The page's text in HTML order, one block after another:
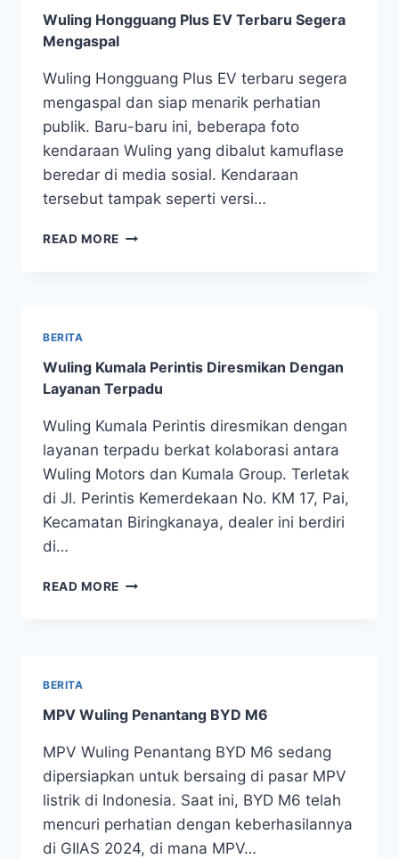
Wuling Hongguang Plus EV Terbaru Segera
Mengaspal
Wuling Hongguang Plus EV terbaru segera
mengaspal dan siap menarik perhatian
publik. Baru-baru ini, beberapa foto
kendaraan Wuling yang dibalut kamuflase
beredar di media sosial. Kendaraan
tersebut tampak seperti versi…
READ MORE
BERITA
Wuling Kumala Perintis Diresmikan Dengan
Layanan Terpadu
Wuling Kumala Perintis diresmikan dengan
layanan terpadu berkat kolaborasi antara
Wuling Motors dan Kumala Group. Terletak
di Jl. Perintis Kemerdekaan No. KM 17, Pai,
Kecamatan Biringkanaya, dealer ini berdiri
di…
READ MORE
BERITA
MPV Wuling Penantang BYD M6
MPV Wuling Penantang BYD M6 sedang
dipersiapkan untuk bersaing di pasar MPV
listrik di Indonesia. Saat ini, BYD M6 telah
mencuri perhatian dengan keberhasilannya
di GIIAS 2024, di mana MPV…